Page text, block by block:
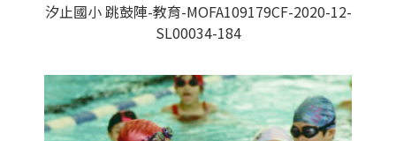
汐止國小 跳鼓陣-教育-MOFA109179CF-2020-12-
SL00034-184